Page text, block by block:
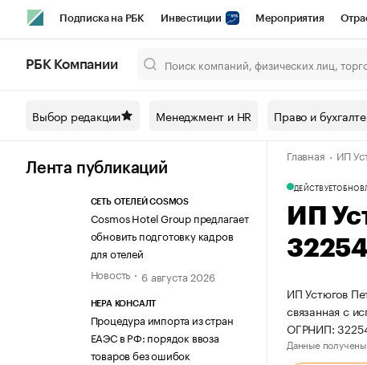
Подписка на РБК Инвестиции Мероприятия
Спецпроекты СПб Конференции СПб Спецпроекты
Технологии и медиа Рынок наличной валюты
РБК Компании
Выбор редакции Менеджмент и HR Право и
Лента публикаций
СЕТЬ ОТЕЛЕЙ COSMOS
Cosmos Hotel Group предлагает
обновить подготовку кадров
для отелей
Новость
6 августа 2026
НЕРА КОНСАЛТ
Процедура импорта из стран
ЕАЭС в РФ: порядок ввоза
товаров без ошибок
Главная ИП
ДЕЙСТВУЕТ
ИП
ИП Устюгов
связанная с
ОГРНИП:
Данные